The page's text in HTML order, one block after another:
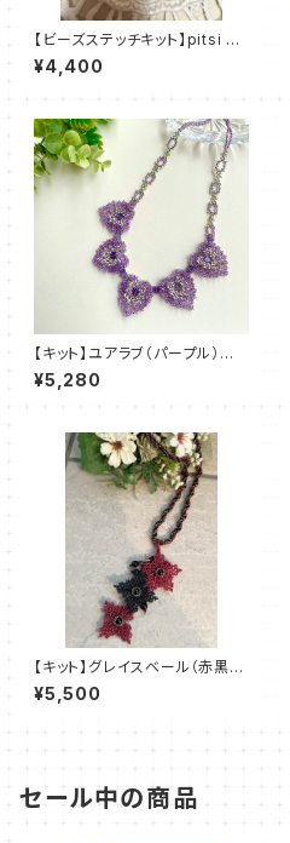
【ビーズステッチキット】pitsi ピ
ッツィ(2色)amu＋塩川千映子
¥4,400
【キット】ユアラブ（パープル）新
川智未
¥5,280
【キット】グレイスベール（赤黒
系）澤田美子
¥5,500
セール中の商品